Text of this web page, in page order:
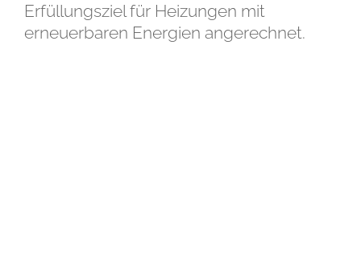
Erfüllungsziel für Heizungen mit
erneuerbaren Energien angerechnet.